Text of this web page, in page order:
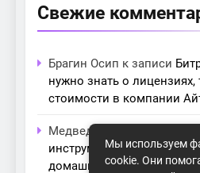
Свежие
Брагин Осип к записи
нужно знать о лицензиях,
стоимости в компании
Медведева Амалия
инструменты для
домашних условиях
Мы используем
cookie. Они